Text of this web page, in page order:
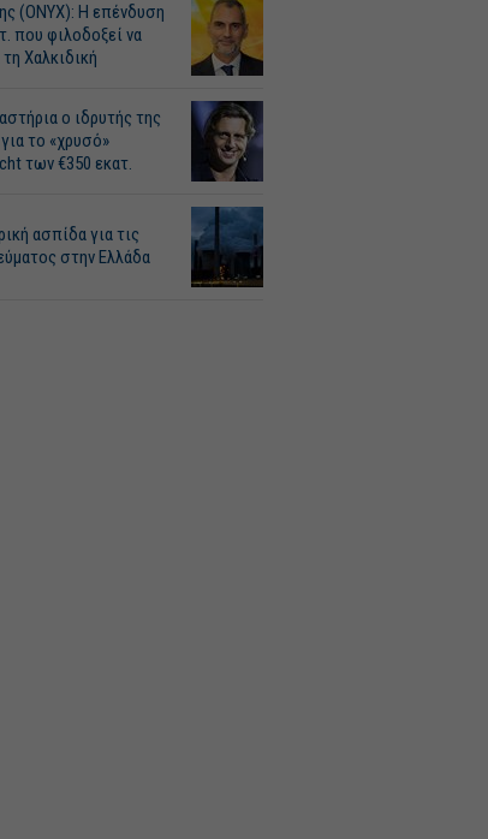
(ONYX): Η επένδυση
που φιλοδοξεί να
τη Χαλκιδική
ο ιδρυτής της
το «χρυσό»
των €350 εκατ.
ασπίδα για τις
στην Ελλάδα